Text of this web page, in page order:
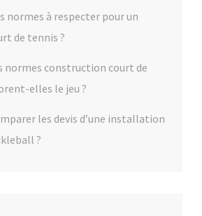
normes à respecter pour un
de tennis ?
normes construction court de
elles le jeu ?
les devis d’une installation
?